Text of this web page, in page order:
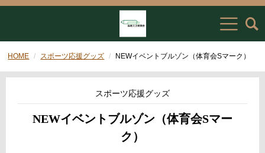
HOME スポーツ応援グッズ NEWイベントブルゾン（体育会Sマーク）
スポーツ応援グッズ
NEWイベントブルゾン（体育会Sマー
ク）